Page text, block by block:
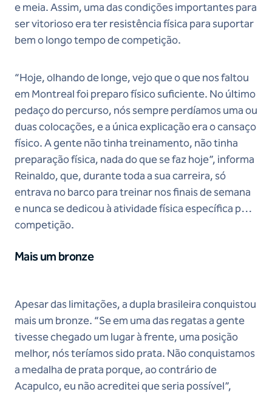
e meia. Assim, uma das condições importantes para
ser vitorioso era ter resistência física para suportar
bem o longo tempo de competição.
“Hoje, olhando de longe, vejo que o que nos faltou
em Montreal foi preparo físico suficiente. No último
pedaço do percurso, nós sempre perdíamos uma ou
duas colocações, e a única explicação era o cansaço
físico. A gente não tinha treinamento, não tinha
preparação física, nada do que se faz hoje”, informa
Reinaldo, que, durante toda a sua carreira, só
entrava no barco para treinar nos finais de semana
e nunca se dedicou à atividade física específica para
competição.
Mais um bronze
Apesar das limitações, a dupla brasileira conquistou
mais um bronze. “Se em uma das regatas a gente
tivesse chegado um lugar à frente, uma posição
melhor, nós teríamos sido prata. Não conquistamos
a medalha de prata porque, ao contrário de
Acapulco, eu não acreditei que seria possível”,